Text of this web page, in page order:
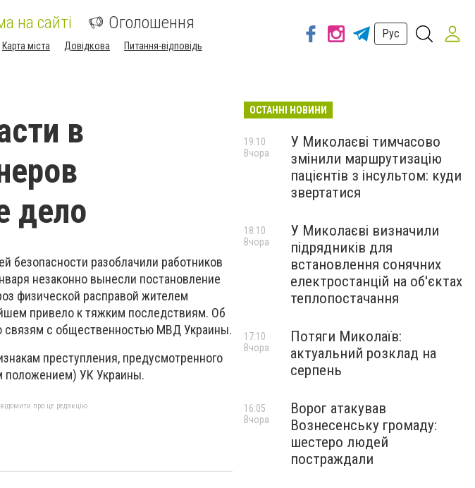
на сайті Оголошення
Карта міста Довідкова Питання-відповідь
Рус
в
дело
безопасности разоблачили работников
незаконно вынесли постановление
физической расправой жителем
привело к тяжким последствиям. Об
связям с общественностью МВД Украины.
преступления, предусмотренного
положением) УК Украины.
про це редакцію
ОСТАННІ НОВИНИ
У Миколаєві тимчасово
змінили маршрутизацію
пацієнтів з інсультом: куди
звертатися
19:10
Вчора
У Миколаєві визначили
підрядників для
встановлення сонячних
електростанцій на об'єктах
теплопостачання
18:10
Вчора
Потяги Миколаїв:
актуальний розклад на
серпень
17:10
Вчора
Ворог атакував
Вознесенську громаду:
шестеро людей
постраждали
16:05
Вчора